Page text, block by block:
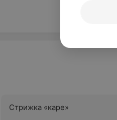
Стрижка «каре»